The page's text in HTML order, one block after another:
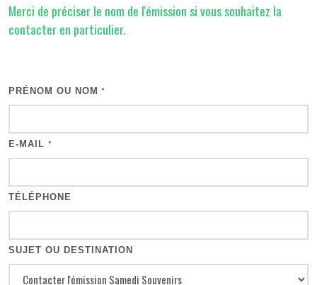
Merci de préciser le nom de l'émission si vous souhaitez la
contacter en particulier.
PRÉNOM OU NOM *
E-MAIL *
TÉLÉPHONE
SUJET OU DESTINATION